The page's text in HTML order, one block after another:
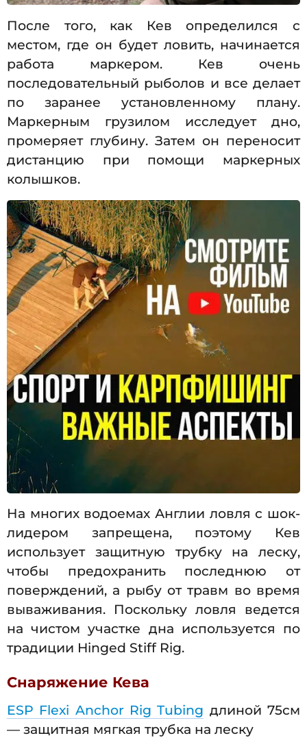
После того, как Кев определился с
местом, где он будет ловить, начинается
работа маркером. Кев очень
последовательный рыболов и все делает
по заранее установленному плану.
Маркерным грузилом исследует дно,
промеряет глубину. Затем он переносит
дистанцию при помощи маркерных
колышков.
На многих водоемах Англии ловля с шок-
лидером запрещена, поэтому Кев
использует защитную трубку на леску,
чтобы предохранить последнюю от
поверждений, а рыбу от травм во время
вываживания. Поскольку ловля ведется
на чистом участке дна используется по
традиции Hinged Stiff Rig.
Снаряжение Кева
ESP Flexi Anchor Rig Tubing длиной 75см
— защитная мягкая трубка на леску